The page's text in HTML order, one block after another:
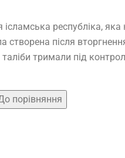
республіка, яка
створена після
тримали під
порівняння